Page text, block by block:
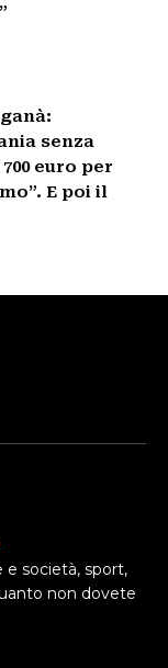
senza
euro per
E poi il
e società, sport,
non dovete